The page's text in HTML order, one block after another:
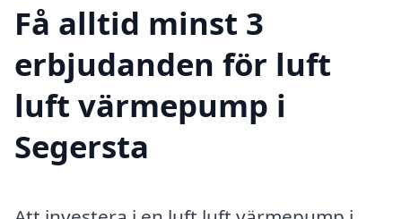
Få alltid minst 3
erbjudanden för luft
luft värmepump i
Segersta